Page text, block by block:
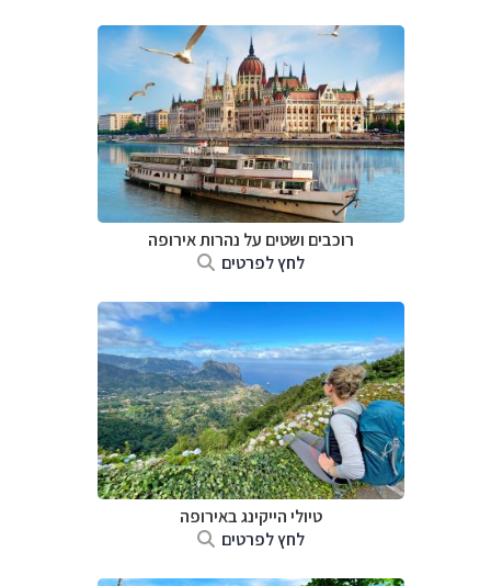
רוכבים ושטים על נהרות אירופה
לחץ לפרטים
טיולי הייקינג באירופה
לחץ לפרטים